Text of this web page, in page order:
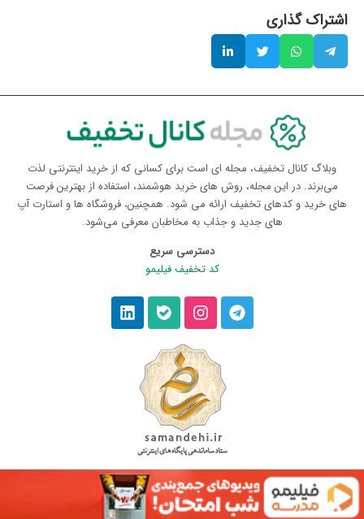
اشتراک گذاری
وبلاگ کانال تخفیف، مجله ای است برای کسانی که از خرید اینترنتی لذت
می‌برند. در این مجله، روش های خرید هوشمند، استفاده از بهترین فرصت
های خرید و کدهای تخفیف ارائه می شود. همچنین، فروشگاه ها و استارت آپ
های جدید و جذاب به مخاطبان معرفی می‌شود.
دسترسی سریع
کد تخفیف فیلیمو
© صاحب امتیاز تمامی حقوق وبلاگ، کانال تخفیفمی‌باشد.
1405 – 1395